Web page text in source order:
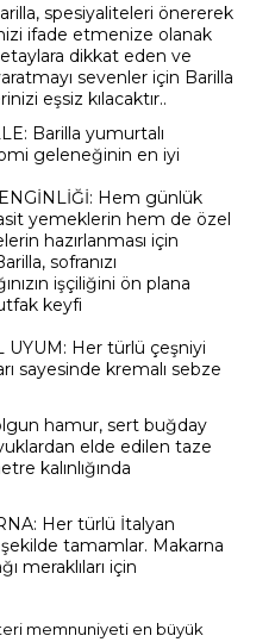
spesiyaliteleri önererek
ifade etmenize olanak
dikkat eden ve
sevenler için Barilla
eşsiz kılacaktır..
Barilla yumurtalı
geleneğinin en iyi
Hem günlük
yemeklerin hem de özel
hazırlanması için
sofranızı
işçiliğini ön plana
keyfi
UYUM: Her türlü çeşniyi
sayesinde kremalı sebze
hamur, sert buğday
elde edilen taze
kalınlığında
: Her türlü İtalyan
tamamlar. Makarna
meraklıları için
memnuniyeti en büyük